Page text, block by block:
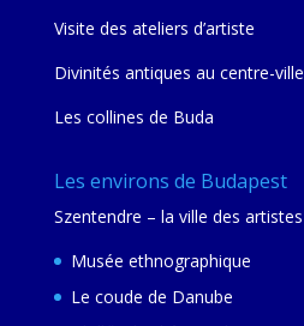
Visite des ateliers d’artiste
Divinités antiques au centre-ville
Les collines de Buda
Les environs de Budapest
Szentendre – la ville des artistes
Musée ethnographique
Le coude de Danube